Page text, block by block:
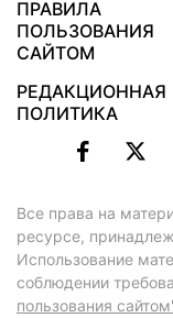
ПРАВИЛА
ПОЛЬЗОВАНИЯ
САЙТОМ
РЕДАКЦИОННАЯ
ПОЛИТИКА
Все права на
ресурсе,
Использование
соблюдении
пользования